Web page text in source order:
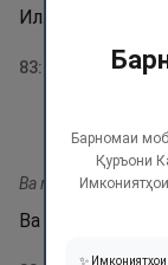
Иллиййин аст».
83:
Ва ма адрока ма
Ва чӣ дононд
Барномаи
Қуръони
✨